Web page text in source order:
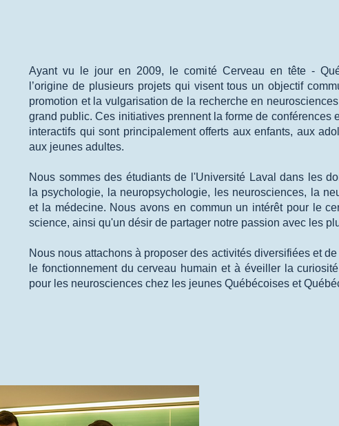
Ayant vu le jour en 2009, le comité Cerveau en tête -
l’origine de plusieurs projets qui visent tous un objectif
promotion et la vulgarisation de la recherche en
grand public. Ces initiatives prennent la forme de conférences
interactifs qui sont principalement offerts aux enfants, aux
aux jeunes adultes.
Nous sommes des étudiants de l'Université Laval dans les
la psychologie, la neuropsychologie, les neurosciences, la
et la médecine. Nous avons en commun un intérêt pour le
science, ainsi qu'un désir de partager notre passion avec les
Nous nous attachons à proposer des activités diversifiées et
le fonctionnement du cerveau humain et à éveiller la
pour les neurosciences chez les jeunes Québécoises et